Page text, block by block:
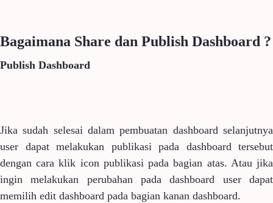
Bagaimana Share dan Publish Dashboard ?
Publish Dashboard
Jika sudah selesai dalam pembuatan dashboard selanjutnya
user dapat melakukan publikasi pada dashboard tersebut
dengan cara klik icon publikasi pada bagian atas. Atau jika
ingin melakukan perubahan pada dashboard user dapat
memilih edit dashboard pada bagian kanan dashboard.